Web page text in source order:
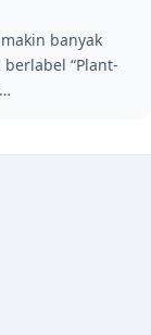
banyak
“Plant-